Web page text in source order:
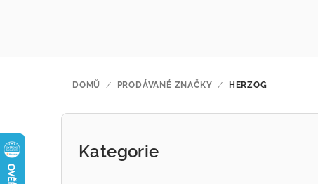
DOMŮ / PRODÁVANÉ ZNAČKY / HERZOG
Postranní panel
Přeskočit kategorie
Kategorie